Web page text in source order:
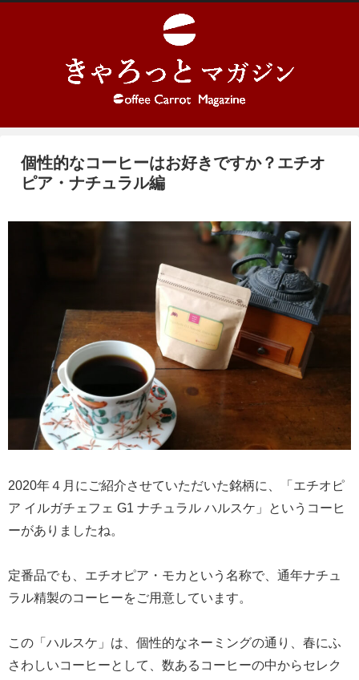
個性的なコーヒーはお好きですか？エチオ
ピア・ナチュラル編
2020年４月にご紹介させていただいた銘柄に、「エチオピ
ア イルガチェフェ G1 ナチュラル ハルスケ」というコーヒ
ーがありましたね。
定番品でも、エチオピア・モカという名称で、通年ナチュ
ラル精製のコーヒーをご用意しています。
この「ハルスケ」は、個性的なネーミングの通り、春にふ
さわしいコーヒーとして、数あるコーヒーの中からセレク